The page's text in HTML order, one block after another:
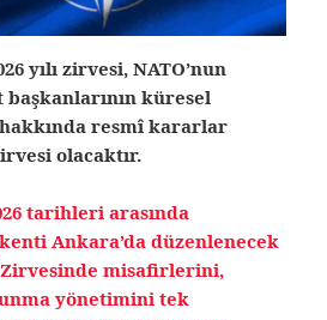
yılı zirvesi, NATO’nun
küresel
resmî kararlar
olacaktır.
tarihleri arasında
Ankara’da düzenlenecek
Zirvesinde misafirlerini,
yönetimini tek